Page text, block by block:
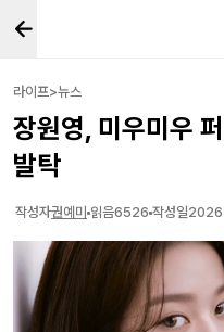
라이프>뉴스
장원영, 미우미우
발탁
작성자권예미 읽음6526 작성일